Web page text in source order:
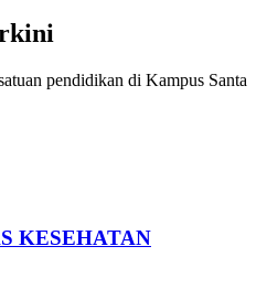
pendidikan di Kampus Santa
KESEHATAN